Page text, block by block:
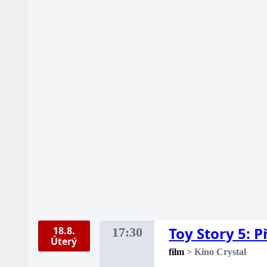
18.8.
Úterý
17:30 Toy Story 5:
film >Kino Crystal